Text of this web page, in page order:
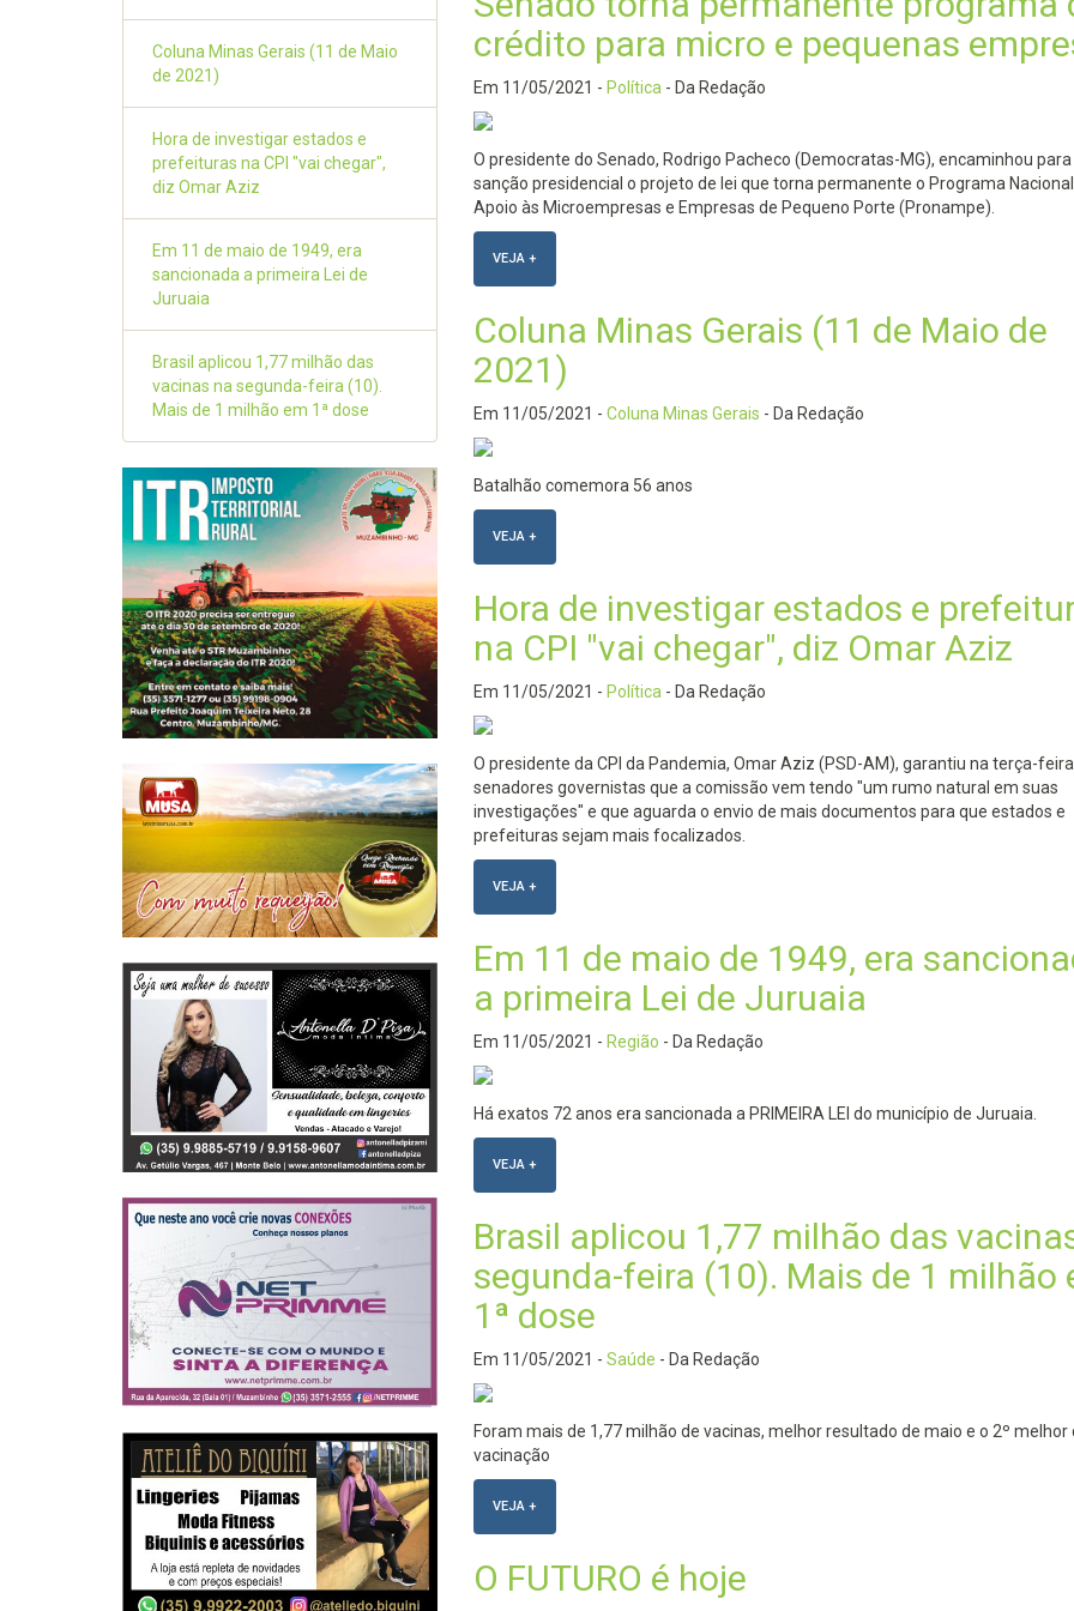
Coluna Minas Gerais (11 de Maio
de 2021)
Hora de investigar estados e
prefeituras na CPI "vai chegar",
diz Omar Aziz
Em 11 de maio de 1949, era
sancionada a primeira Lei de
Juruaia
Brasil aplicou 1,77 milhão das
vacinas na segunda-feira (10).
Mais de 1 milhão em 1ª dose
crédito para micro e pequenas
Em 11/05/2021 - Política- Da Redação
O presidente do Senado, Rodrigo Pacheco (Democratas-MG), encaminhou para
sanção presidencial o projeto de lei que torna permanente o Programa
Apoio às Microempresas e Empresas de Pequeno Porte (Pronampe).
VEJA +
Coluna Minas Gerais (11 de Maio de
2021)
Em 11/05/2021 - Coluna Minas Gerais - Da Redação
Batalhão comemora 56 anos
VEJA +
Hora de investigar estados e
na CPI "vai chegar", diz Omar Aziz
Em 11/05/2021 - Política- Da Redação
O presidente da CPI da Pandemia, Omar Aziz (PSD-AM), garantiu na terça-
senadores governistas que a comissão vem tendo "um rumo natural em suas
investigações" e que aguarda o envio de mais documentos para que estados e
prefeituras sejam mais focalizados.
VEJA +
Em 11 de maio de 1949, era
a primeira Lei de Juruaia
Em 11/05/2021 - Região - Da Redação
Há exatos 72 anos era sancionada a PRIMEIRA LEI do município de Juruaia.
VEJA +
Brasil aplicou 1,77 milhão das
segunda-feira (10). Mais de 1 milhão
1ª dose
Em 11/05/2021 - Saúde - Da Redação
Foram mais de 1,77 milhão de vacinas, melhor resultado de maio e o 2º melhor
vacinação
VEJA +
O FUTURO é hoje